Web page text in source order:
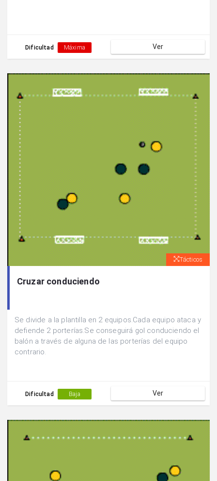
Dificultad Máxima Ver
Tácticos
Cruzar conduciendo
Se divide a la plantilla en 2 equipos.Cada equipo ataca y
defiende 2 porterías.Se conseguirá gol conduciendo el
balón a través de alguna de las porterías del equipo
contrario.
Dificultad Baja Ver